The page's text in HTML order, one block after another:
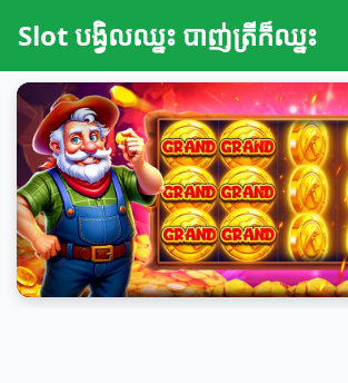
Slot បង្វិលឈ្នះ បាញ់ត្រីក៏ឈ្នះ